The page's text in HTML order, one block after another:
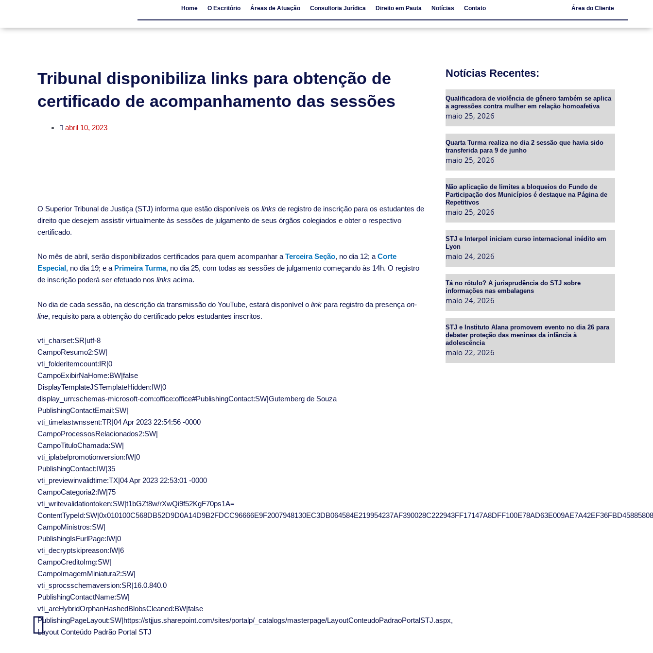
Home O Escritório Áreas de Atuação Consultoria Jurídica Direito em Pauta Notícias Contato Área do Cliente
Tribunal disponibiliza links para obtenção de
certificado de acompanhamento das sessões
abril 10, 2023
O Superior Tribunal de Justiça (STJ) informa que estão disponíveis os links de registro de inscrição para os estudantes de
direito que desejem assistir virtualmente às sessões de julgamento de seus órgãos colegiados e obter o respectivo
certificado.
No mês de abril, serão disponibilizados certificados para quem acompanhar a Terceira Seção, no dia 12; a Corte
Especial, no dia 19; e a Primeira Turma, no dia 25, com todas as sessões de julgamento começando às 14h. O registro
de inscrição poderá ser efetuado nos links acima.
No dia de cada sessão, na descrição da transmissão do YouTube, estará disponível o link para registro da presença on-
line, requisito para a obtenção do certificado pelos estudantes inscritos.
vti_charset:SR|utf-8
CampoResumo2:SW|
vti_folderitemcount:IR|0
CampoExibirNaHome:BW|false
DisplayTemplateJSTemplateHidden:IW|0
display_urn:schemas-microsoft-com:office:office#PublishingContact:SW|Gutemberg de Souza
PublishingContactEmail:SW|
vti_timelastwnssent:TR|04 Apr 2023 22:54:56 -0000
CampoProcessosRelacionados2:SW|
CampoTituloChamada:SW|
vti_iplabelpromotionversion:IW|0
PublishingContact:IW|35
vti_previewinvalidtime:TX|04 Apr 2023 22:53:01 -0000
CampoCategoria2:IW|75
vti_writevalidationtoken:SW|t1bGZt8w/rXwQi9f52KgF70ps1A=
CampoMinistros:SW|
PublishingIsFurlPage:IW|0
vti_decryptskipreason:IW|6
CampoCreditoImg:SW|
CampoImagemMiniatura2:SW|
vti_sprocsschemaversion:SR|16.0.840.0
PublishingContactName:SW|
vti_areHybridOrphanHashedBlobsCleaned:BW|false
PublishingPageLayout:SW|https://stjjus.sharepoint.com/sites/portalp/_catalogs/masterpage/LayoutConteudoPadraoPortalSTJ.aspx,
Layout Conteúdo Padrão Portal STJ
Notícias Recentes:
Qualificadora de violência de gênero também se aplica
a agressões contra mulher em relação homoafetiva
maio 25, 2026
Quarta Turma realiza no dia 2 sessão que havia sido
transferida para 9 de junho
maio 25, 2026
Não aplicação de limites a bloqueios do Fundo de
Participação dos Municípios é destaque na Página de
Repetitivos
maio 25, 2026
STJ e Interpol iniciam curso internacional inédito em
Lyon
maio 24, 2026
Tá no rótulo? A jurisprudência do STJ sobre
informações nas embalagens
maio 24, 2026
STJ e Instituto Alana promovem evento no dia 26 para
debater proteção das meninas da infância à
adolescência
maio 22, 2026